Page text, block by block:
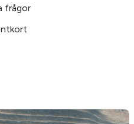
frågor